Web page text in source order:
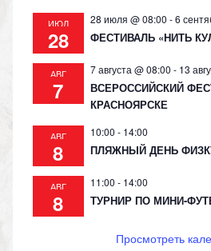
ИЮЛ
28
28 июля @ 08:00 -6
ФЕСТИВАЛЬ «НИТЬ
АВГ
7
7 августа @ 08:00 - 13
ВСЕРОССИЙСКИЙ
КРАСНОЯРСКЕ
АВГ
8
10:00 - 14:00
ПЛЯЖНЫЙ ДЕНЬ
АВГ
8
11:00 - 14:00
ТУРНИР ПО МИНИ-
Просмотреть